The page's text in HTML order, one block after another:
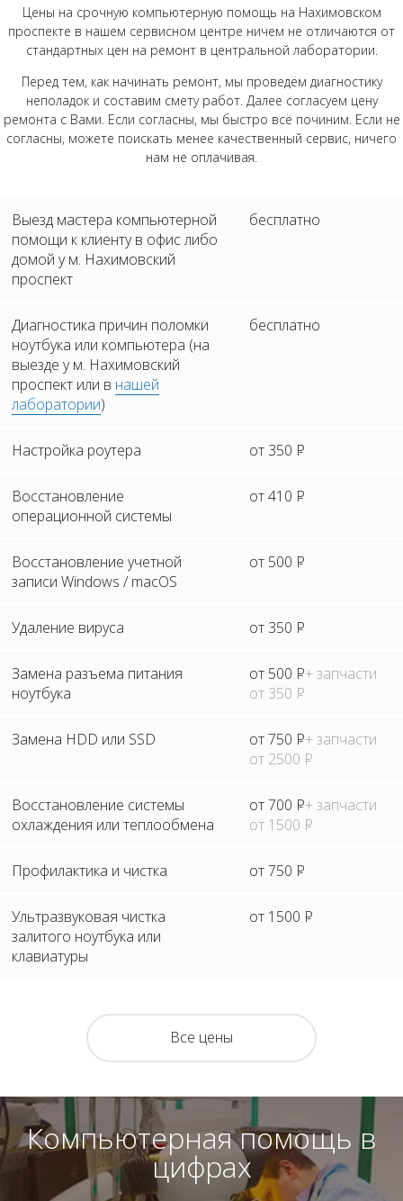
Цены на срочную компьютерную помощь на Нахимовском
проспекте в нашем сервисном центре ничем не отличаются от
стандартных цен на ремонт в центральной лаборатории.
Перед тем, как начинать ремонт, мы проведём диагностику
неполадок и составим смету работ. Далее согласуем цену
ремонта с Вами. Если согласны, мы быстро всё починим. Если не
согласны, можете поискать менее качественный сервис, ничего
нам не оплачивая.
Выезд мастера компьютерной
помощи к клиенту в офис либо
домой у м. Нахимовский
проспект
бесплатно
Диагностика причин поломки
ноутбука или компьютера (на
выезде у м. Нахимовский
проспект или в нашей
лаборатории)
бесплатно
Настройка роутера от 350 Р
Восстановление
операционной системы
от 410 Р
Восстановление учетной
записи Windows / macOS
от 500 Р
Удаление вируса от 350 Р
Замена разъема питания
ноутбука
от 500 Р+ запчасти
от 350 Р
Замена HDD или SSD от 750 Р+ запчасти
от 2500 Р
Восстановление системы
охлаждения или теплообмена
от 700 Р+ запчасти
от 1500 Р
Профилактика и чистка от 750 Р
Ультразвуковая чистка
залитого ноутбука или
клавиатуры
от 1500 Р
Все цены
Компьютерная помощь в
цифрах